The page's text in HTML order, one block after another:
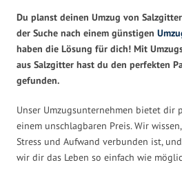
Du planst deinen Umzug von
der Suche nach einem günstigen
haben die Lösung für dich! Mit
aus Salzgitter hast du den perfekten
gefunden.
Unser Umzugsunternehmen bietet dir
einem unschlagbaren Preis. Wir
Stress und Aufwand verbunden ist,
wir dir das Leben so einfach wie